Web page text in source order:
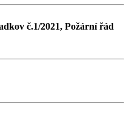
č.1/2021, Požární řád